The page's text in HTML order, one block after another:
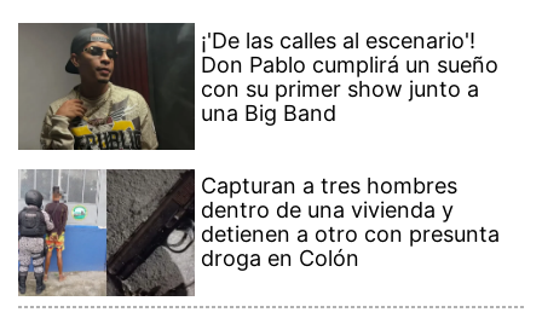
¡'De las calles al escenario'!
Don Pablo cumplirá un sueño
con su primer show junto a
una Big Band
Capturan a tres hombres
dentro de una vivienda y
detienen a otro con presunta
droga en Colón